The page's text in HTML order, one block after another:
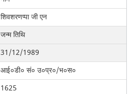
शिवशरणप्पा जी एन
जन्म तिथि
31/12/1989
आई०डी० सं० उ०प्र०/भ०स०
1625